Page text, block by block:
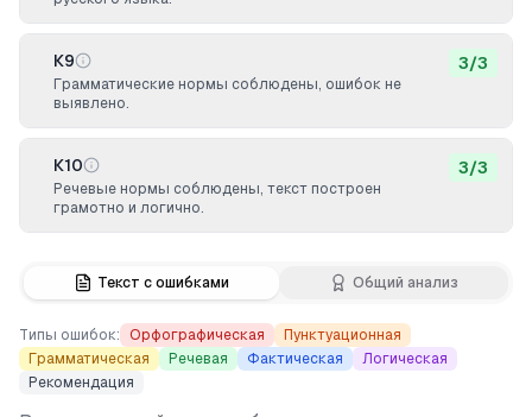
Текст с ошибками Общий анализ
Типы ошибок: Орфографическая
Пунктуационная
Грамматическая
Речевая Фактическая
Логическая
Рекомендация
К9
Грамматические нормы соблюдены, ошибок не
выявлено.
3/3
К10
Речевые нормы соблюдены, текст построен
грамотно и логично.
3/3